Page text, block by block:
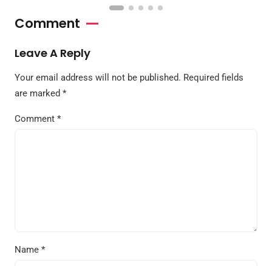
Comment
Leave A Reply
Your email address will not be published. Required fields
are marked *
Comment *
Name *